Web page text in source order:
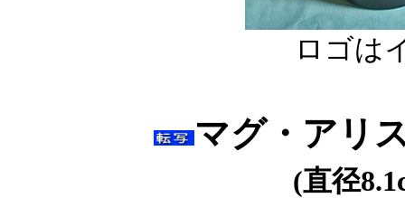
ロゴは
マグ・アリ
(直径